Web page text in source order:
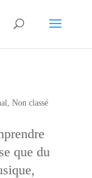
, Non classé
que du